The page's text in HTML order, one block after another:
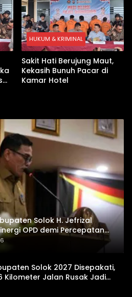
HUKUM & KRIMINAL
Sakit Hati Berujung Maut,
Kekasih Bunuh Pacar di
Kamar Hotel
Solok H. Jefrizal
OPD demi Percepatan
Daerah
Solok 2027 Disepakati,
Kilometer Jalan Rusak Jadi